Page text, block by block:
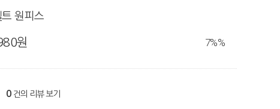
원피스
원 7%%
0 건의 리뷰 보기